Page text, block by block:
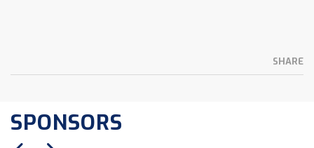
SHARE
SPONSORS